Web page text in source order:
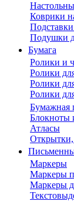
Коврики
Подушки
Бумага
Ролики и
Ролики
Ролики
Ролики
Бумажная
Блокноты
Атласы
Маркеры
Маркеры
Маркеры